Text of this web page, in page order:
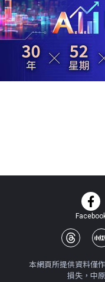
本網頁所提供資料僅
損失，中